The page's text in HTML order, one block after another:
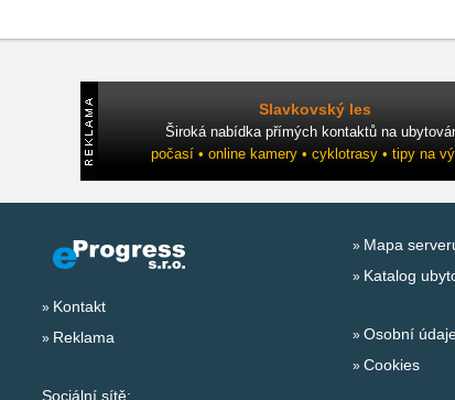
Slavkovský les
Široká nabídka přímých kontaktů na
počasí • online kamery • cyklotrasy • tipy na
Kontakt
Reklama
Sociální sítě:
Mapa
Katalog
Osobní
Cookies